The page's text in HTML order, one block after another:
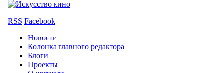
RSS Facebook
Новости
Колонка главного редактора
Блоги
Проекты